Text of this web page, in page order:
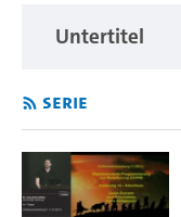
Untertitel
Serie